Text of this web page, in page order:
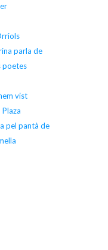
parla de
poetes
vist
Plaza
pel pantà de